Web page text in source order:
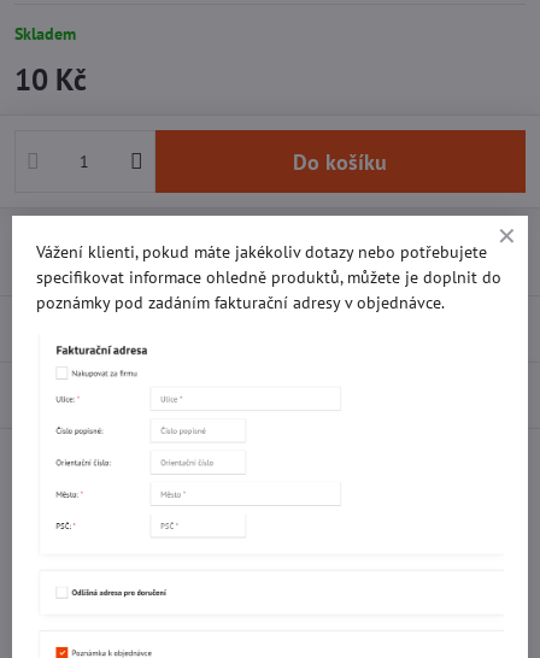
Skladem
10 Kč
Do košíku
Diskuse
FacebookTwitterBlueskyPinterest
Potřebujete poradit s objednávkou?
+420 577 523 563
Vážení klienti, pokud máte jakékoliv dotazy nebo potřebujete
specifikovat informace ohledně produktů, můžete je doplnit do
poznámky pod zadáním fakturační adresy v objednávce.